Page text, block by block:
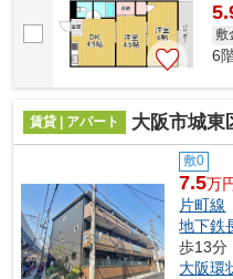
敷
6
賃貸 | アパート 大阪市城東
敷0
7.5万
片町線
地下鉄
歩13分
大阪環